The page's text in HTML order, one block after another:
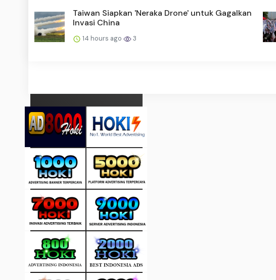
Taiwan Siapkan 'Neraka Drone' untuk Gagalkan
Invasi China
14 hours ago 3